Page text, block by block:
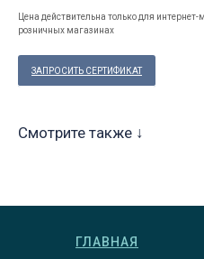
Цена действительна только для
розничных магазинах
ЗАПРОСИТЬ СЕРТИФИКАТ
Смотрите также ↓
ГЛАВНАЯ